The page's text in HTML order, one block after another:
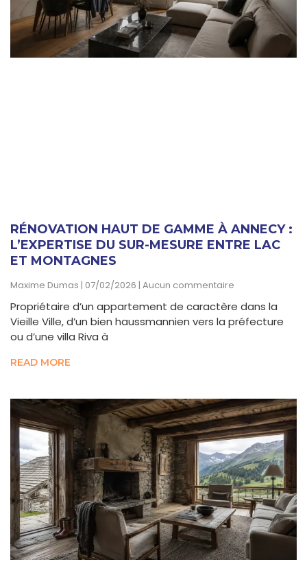
RÉNOVATION HAUT DE GAMME À ANNECY :
L’EXPERTISE DU SUR-MESURE ENTRE LAC
ET MONTAGNES
Maxime Dumas 07/02/2026 Aucun commentaire
Propriétaire d’un appartement de caractère dans la
Vieille Ville, d’un bien haussmannien vers la préfecture
ou d’une villa Riva à
READ MORE